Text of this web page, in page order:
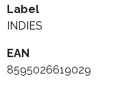
nesourodá slovíčka
diskografiích značit
Základem CD bylo
počítači upravovalo,
Label
INDIES
EAN
8595026619029